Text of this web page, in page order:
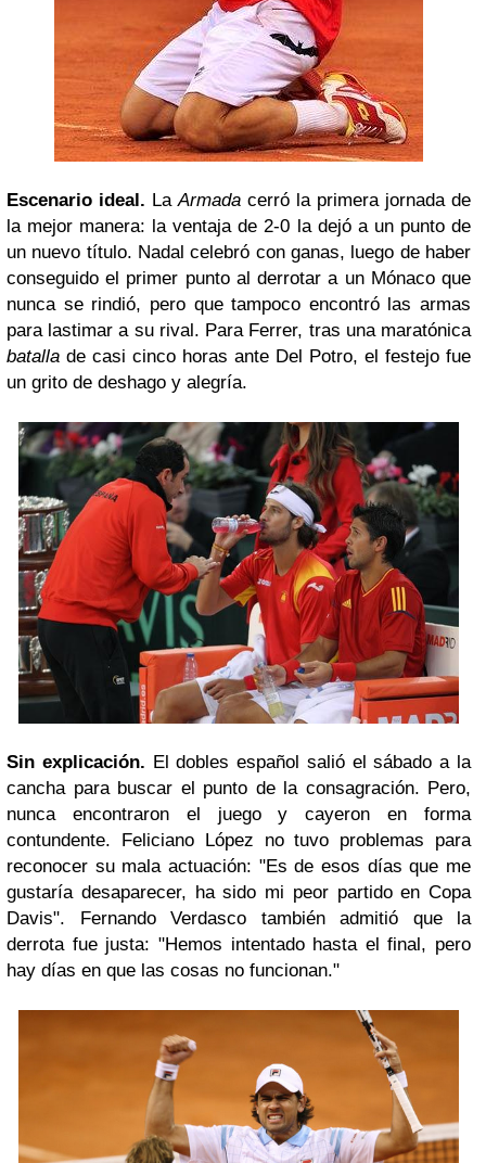
Escenario ideal. LaArmada cerró la primera jornada de
la mejor manera: la ventaja de 2-0 la dejó a un punto de
un nuevo título. Nadal celebró con ganas, luego de haber
conseguido el primer punto al derrotar a un Mónaco que
nunca se rindió, pero que tampoco encontró las armas
para lastimar a su rival. Para Ferrer, tras una maratónica
batalla de casi cinco horas ante Del Potro, el festejo fue
un grito de deshago y alegría.
Sin explicación. El dobles español salió el sábado a la
cancha para buscar el punto de la consagración. Pero,
nunca encontraron el juego y cayeron en forma
contundente. Feliciano López no tuvo problemas para
reconocer su mala actuación: "Es de esos días que me
gustaría desaparecer, ha sido mi peor partido en Copa
Davis". Fernando Verdasco también admitió que la
derrota fue justa: "Hemos intentado hasta el final, pero
hay días en que las cosas no funcionan."